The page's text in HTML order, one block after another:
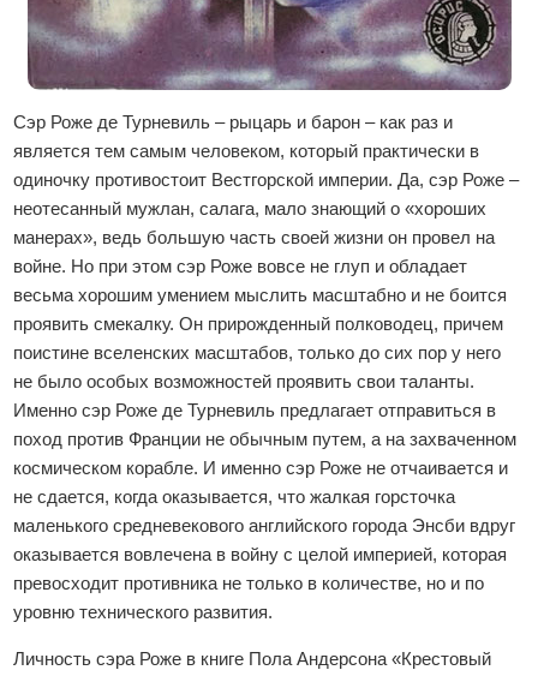
Сэр Роже де Турневиль – рыцарь и барон – как раз и
является тем самым человеком, который практически в
одиночку противостоит Вестгорской империи. Да, сэр Роже –
неотесанный мужлан, салага, мало знающий о «хороших
манерах», ведь большую часть своей жизни он провел на
войне. Но при этом сэр Роже вовсе не глуп и обладает
весьма хорошим умением мыслить масштабно и не боится
проявить смекалку. Он прирожденный полководец, причем
поистине вселенских масштабов, только до сих пор у него
не было особых возможностей проявить свои таланты.
Именно сэр Роже де Турневиль предлагает отправиться в
поход против Франции не обычным путем, а на захваченном
космическом корабле. И именно сэр Роже не отчаивается и
не сдается, когда оказывается, что жалкая горсточка
маленького средневекового английского города Энсби вдруг
оказывается вовлечена в войну с целой империей, которая
превосходит противника не только в количестве, но и по
уровню технического развития.
Личность сэра Роже в книге Пола Андерсона «Крестовый